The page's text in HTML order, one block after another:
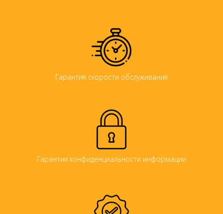
Гарантия скорости обслуживания
Гарантия конфиденциальности информации